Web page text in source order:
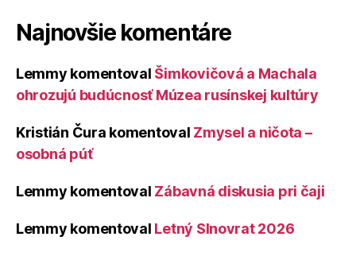
Najnovšie komentáre
Lemmy komentoval Šimkovičová a Machala
ohrozujú budúcnosť Múzea rusínskej kultúry
Kristián Čura komentoval Zmysel a ničota –
osobná púť
Lemmy komentoval Zábavná diskusia pri čaji
Lemmy komentoval Letný Slnovrat 2026